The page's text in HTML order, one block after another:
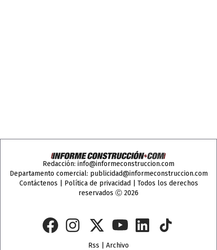
Redacción: info@informeconstruccion.com
Departamento comercial: publicidad@informeconstruccion.com
Contáctenos
Política de privacidad | Todos los derechos
reservados Ⓒ 2026
Rss Archivo